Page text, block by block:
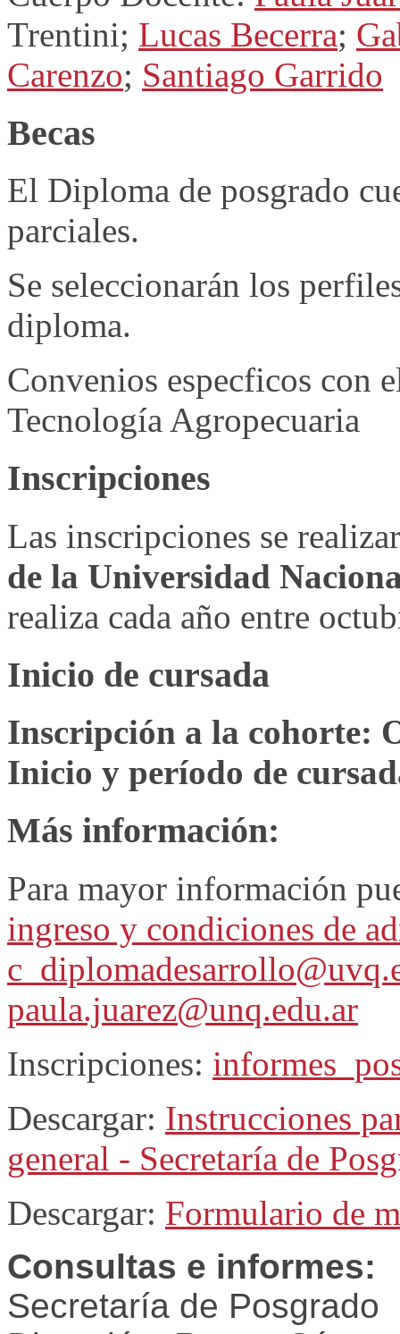
Trentini; Lucas Becerra;
Carenzo; Santiago Garrido
Becas
El Diploma de posgrado
parciales.
Se seleccionarán los
diploma.
Convenios especficos con
Tecnología Agropecuaria
Inscripciones
Las inscripciones se
de la Universidad
realiza cada año entre
Inicio de cursada
Inscripción a la cohorte:
Inicio y período de
Más información:
Para mayor información
ingreso y condiciones de
paula.juarez@unq.edu.ar
Inscripciones:
Descargar: Instrucciones
general - Secretaría de
Descargar: Formulario de
Consultas e informes:
Secretaría de Posgrado